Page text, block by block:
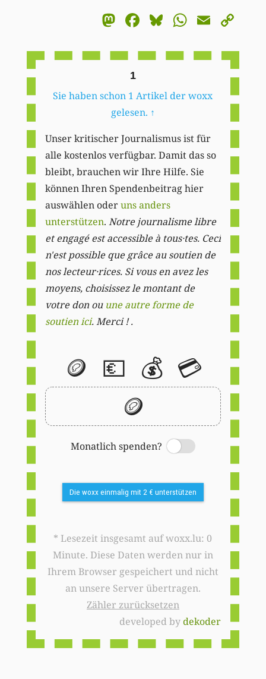
Mastodon
Facebook
BlueskyEmail
1
Sie haben schon 1 Artikel der woxx
gelesen. ↑
Unser kritischer Journalismus ist für
alle kostenlos verfügbar. Damit das so
bleibt, brauchen wir Ihre Hilfe. Sie
können Ihren Spendenbeitrag hier
auswählen oderuns anders
unterstützen. Notre journalisme libre
et engagé est accessible à tous·tes. Ceci
n'est possible que grâce au soutien de
nos lecteur·rices. Si vous en avez les
moyens, choisissez le montant de
votre don ou une autre forme de
soutien ici. Merci ! .
🪙 💶 💰 💳
🪙
Monatlich spenden?
Switch
Die woxx einmalig mit 2 € unterstützen
* Lesezeit insgesamt auf woxx.lu: 0
Minute. Diese Daten werden nur in
Ihrem Browser gespeichert und nicht
an unsere Server übertragen.
Zähler zurücksetzen
developed bydekoder